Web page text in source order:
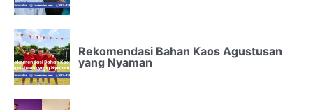
Rekomendasi Bahan Kaos Agustusan
yang Nyaman